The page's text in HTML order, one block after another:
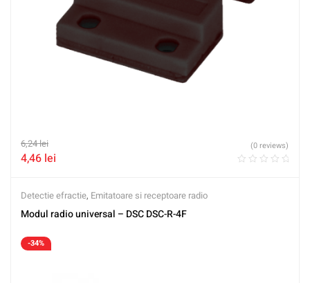
6,24lei
4,46 lei
(0 reviews)
Detectie efractie, Emitatoare si receptoare radio
Modul radio universal – DSC DSC-R-4F
-34%